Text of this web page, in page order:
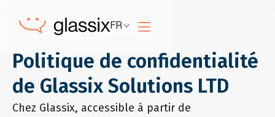
FR
Politique de confidentialité
de Glassix Solutions LTD
Chez Glassix, accessible à partir de